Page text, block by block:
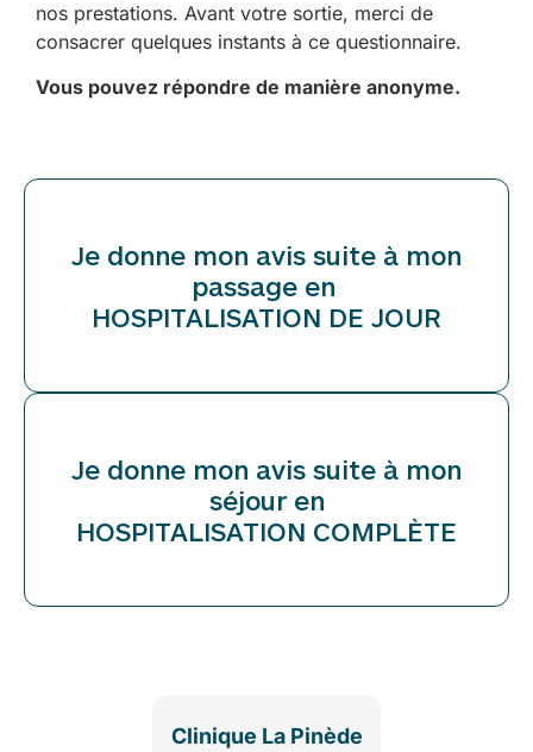
nos prestations. Avant votre sortie, merci de
consacrer quelques instants à ce questionnaire.
Vous pouvez répondre de manière anonyme.
Je donne mon avis suite à mon
passage en
HOSPITALISATION DE JOUR
Je donne mon avis suite à mon
séjour en
HOSPITALISATION COMPLÈTE
Clinique La Pinède